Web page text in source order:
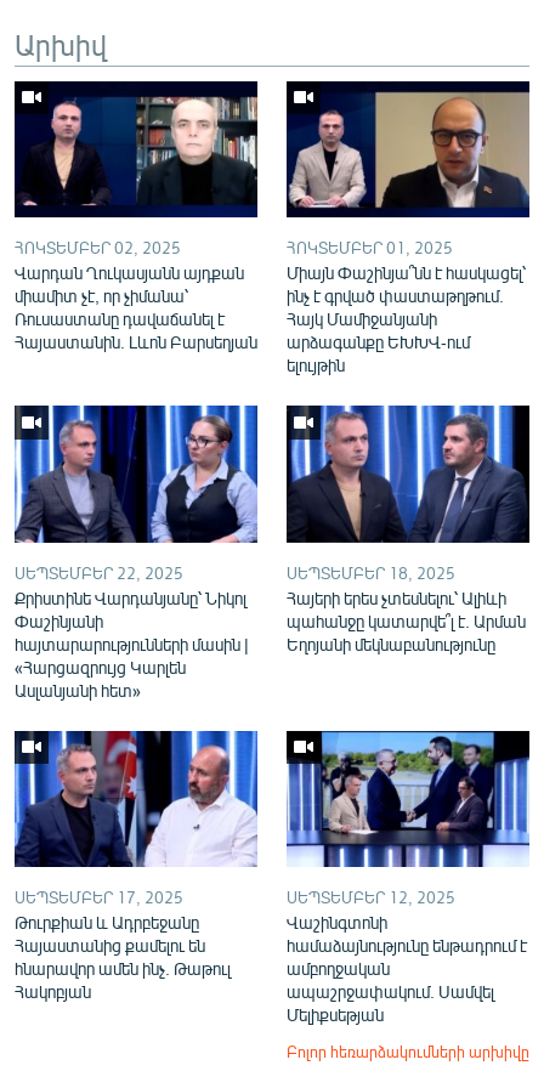
Русский
ՀԵՏԵՎԵՔ ՄԵԶ
«Ազատության» բոլոր կայքերը
Արխիվ
ՀՈԿՏԵՄԲԵՐ 02, 2025
Վարդան Ղուկասյանն այդքան
միամիտ չէ, որ չիմանա՝
Ռուսաստանը դավաճանել է
Հայաստանին. Լևոն Բարսեղյան
ՀՈԿՏԵՄԲԵՐ 01, 2025
Միայն Փաշինյա՞նն է հասկացել՝
ինչ է գրված փաստաթղթում.
Հայկ Մամիջանյանի
արձագանքը ԵԽԽՎ-ում
ելույթին
ՍԵՊՏԵՄԲԵՐ 22, 2025
Քրիստինե Վարդանյանը՝ Նիկոլ
Փաշինյանի
հայտարարությունների մասին |
«Հարցազրույց Կարլեն
Ասլանյանի հետ»
ՍԵՊՏԵՄԲԵՐ 18, 2025
Հայերի երես չտեսնելու՝ Ալիևի
պահանջը կատարվե՞լ է. Արման
Եղոյանի մեկնաբանությունը
ՍԵՊՏԵՄԲԵՐ 17, 2025
Թուրքիան և Ադրբեջանը
Հայաստանից քամելու են
հնարավոր ամեն ինչ. Թաթուլ
Հակոբյան
ՍԵՊՏԵՄԲԵՐ 12, 2025
Վաշինգտոնի
համաձայնությունը ենթադրում է
ամբողջական
ապաշրջափակում. Սամվել
Մելիքսեթյան
Բոլոր հեռարձակումների արխիվը